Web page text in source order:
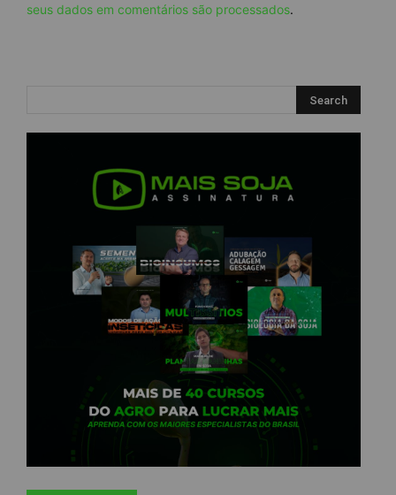
seus dados em comentários são processados.